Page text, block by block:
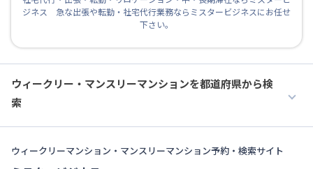
ジネス 急な出張や転勤・社宅代行業務ならミスタービジネスにお任せ
下さい。
ウィークリー・マンスリーマンションを都道府県から検
索
ウィークリーマンション・マンスリーマンション予約・検索サイト